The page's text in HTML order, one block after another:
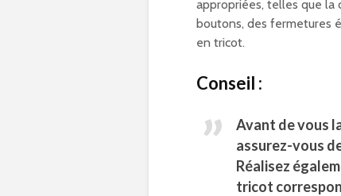
appropriées, telles que la
boutons, des fermetures
en tricot.
Conseil :
Avant de vous
assurez-vous
Réalisez
tricot